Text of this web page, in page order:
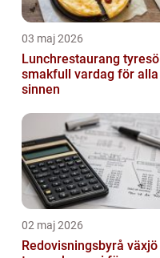
03 maj 2026
Lunchrestaurang tyresö
smakfull vardag för alla
sinnen
02 maj 2026
Redovisningsbyrå växjö